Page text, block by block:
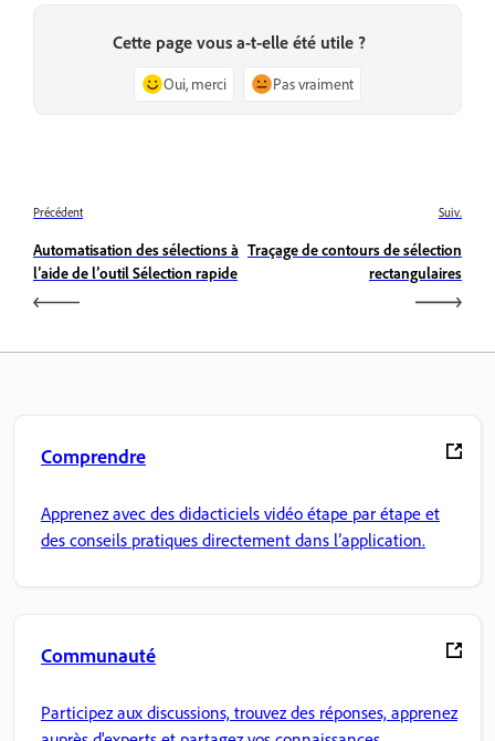
Cette page vous a-t-elle été utile ?
Oui, merci Pas vraiment
Précédent
Automatisation des sélections à
l’aide de l’outil Sélection rapide
Suiv.
Traçage de contours de sélection
rectangulaires
Comprendre
Apprenez avec des didacticiels vidéo étape par étape et
des conseils pratiques directement dans l’application.
Communauté
Participez aux discussions, trouvez des réponses, apprenez